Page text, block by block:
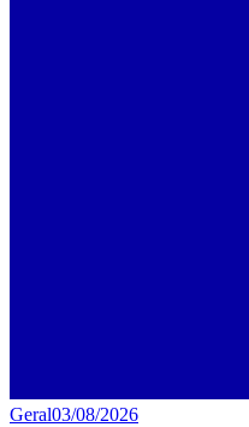
Geral03/08/2026